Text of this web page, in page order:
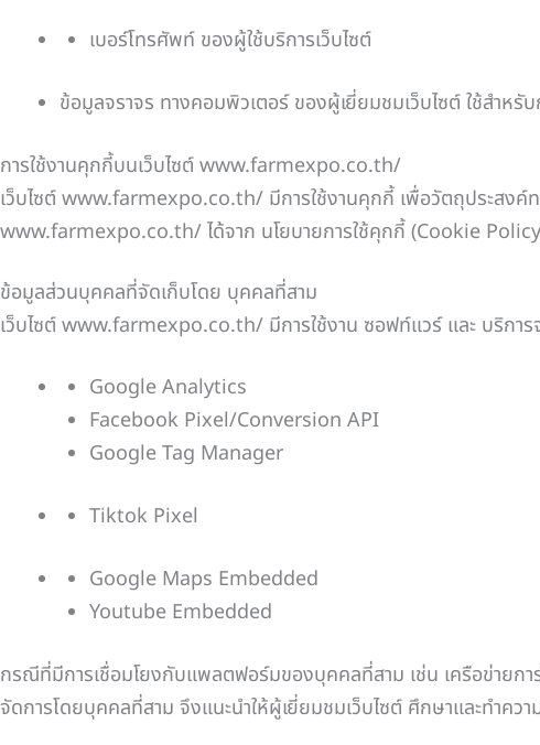
เบอร์โทรศัพท์ ของผู้ใช้บริการเว็บไซต์
ข้อมูลจราจร ทางคอมพิวเตอร์ ของผู้เยี่ยมชมเว็บไซต์ ใช้สำหรั
การใช้งานคุกกี้บนเว็บไซต์ www.farmexpo.co.th/
เว็บไซต์ www.farmexpo.co.th/ มีการใช้งานคุกกี้ เพื่อวัตถุประสงค์ท
www.farmexpo.co.th/ ได้จาก นโยบายการใช้คุกกี้ (Cookie
ข้อมูลส่วนบุคคลที่จัดเก็บโดย บุคคลที่สาม
เว็บไซต์ www.farmexpo.co.th/ มีการใช้งาน ซอฟท์แวร์ และ บริกา
Google Analytics
Facebook Pixel/Conversion API
Google Tag Manager
Tiktok Pixel
Google Maps Embedded
Youtube Embedded
กรณีที่มีการเชื่อมโยงกับแพลตฟอร์มของบุคคลที่สาม เช่น เครือข่ายก
จัดการโดยบุคคลที่สาม จึงแนะนำให้ผู้เยี่ยมชมเว็บไซต์ ศึกษาและทำค